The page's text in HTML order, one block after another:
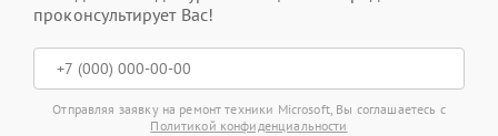
проконсультирует Вас!
Отправляя заявку на ремонт техники Microsoft, Вы соглашаетесь с
Политикой конфиденциальности